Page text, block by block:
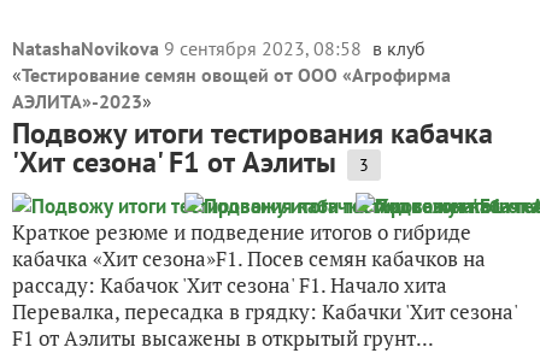
NatashaNovikova 9 сентября 2023, 08:58 в клуб
«Тестирование семян овощей от ООО «Агрофирма
АЭЛИТА»-2023»
Подвожу итоги тестирования кабачка
'Хит сезона' F1 от Аэлиты 3
Краткое резюме и подведение итогов о гибриде
кабачка «Хит сезона»F1. Посев семян кабачков на
рассаду: Кабачок 'Хит сезона' F1. Начало хита
Перевалка, пересадка в грядку: Кабачки 'Хит сезона'
F1 от Аэлиты высажены в открытый грунт...